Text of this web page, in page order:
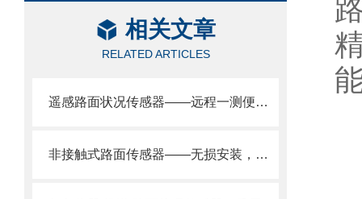
相关文章
RELATED ARTICLES
遥感路面状况传感器——远程一测便知路面积水、结冰等情况。
非接触式路面传感器——无损安装，实时监测守护道路安全。